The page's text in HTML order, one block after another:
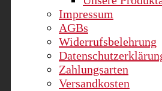
Impressum
AGBs
Widerrufsbelehrung
Zahlungsarten
Versandkosten